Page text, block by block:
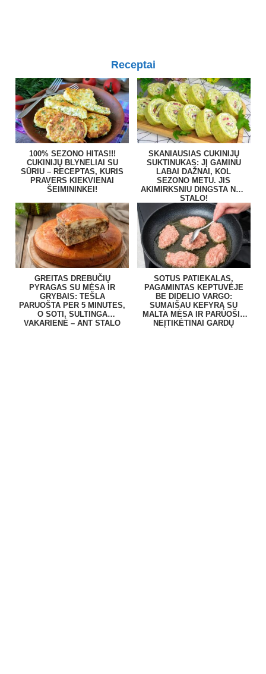
Receptai
100% SEZONO HITAS!!!
CUKINIJŲ BLYNELIAI SU
SŪRIU – RECEPTAS, KURIS
PRAVERS KIEKVIENAI
ŠEIMININKEI!
SKANIAUSIAS CUKINIJŲ
SUKTINUKAS: JĮ GAMINU
LABAI DAŽNAI, KOL
SEZONO METU. JIS
AKIMIRKSNIU DINGSTA NUO
STALO!
GREITAS DREBUČIŲ
PYRAGAS SU MĖSA IR
GRYBAIS: TEŠLA
PARUOŠTA PER 5 MINUTES,
O SOTI, SULTINGA
VAKARIENĖ – ANT STALO
SOTUS PATIEKALAS,
PAGAMINTAS KEPTUVĖJE
BE DIDELIO VARGO:
SUMAIŠAU KEFYRĄ SU
MALTA MĖSA IR PARUOŠIU
NEĮTIKĖTINAI GARDŲ